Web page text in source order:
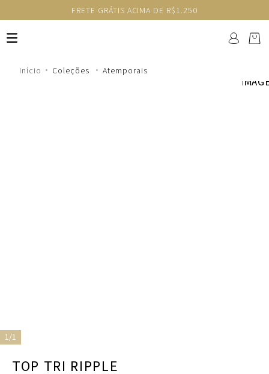
FRETE GRÁTIS ACIMA DE R$1.250
Coleções Atemporais
1/1
TOP TRI RIPPLE